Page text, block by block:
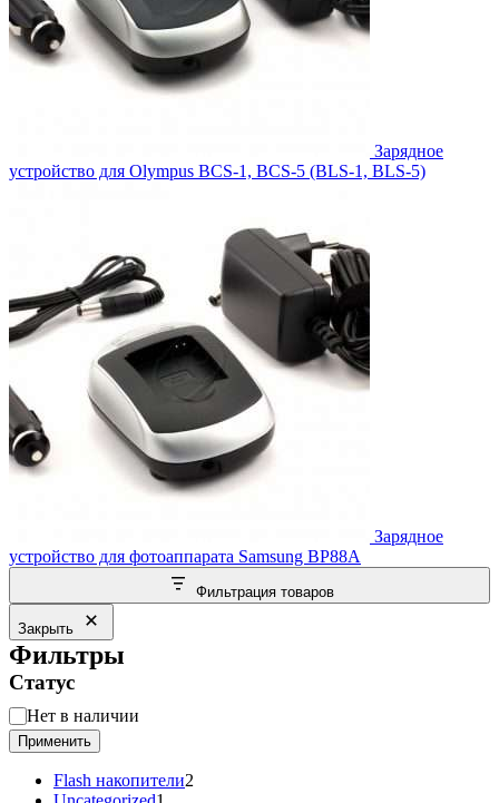
Зарядное
устройство для Olympus BCS-1, BCS-5 (BLS-1, BLS-5)
Зарядное
устройство для фотоаппарата Samsung BP88A
Фильтрация товаров
Закрыть
Фильтры
Статус
Статус
Нет в наличии
Применить
Flash накопители2